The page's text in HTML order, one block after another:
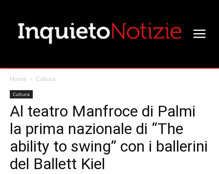
Home Cultura
Cultura
Al teatro Manfroce di Palmi
la prima nazionale di “The
ability to swing” con i ballerini
del Ballett Kiel